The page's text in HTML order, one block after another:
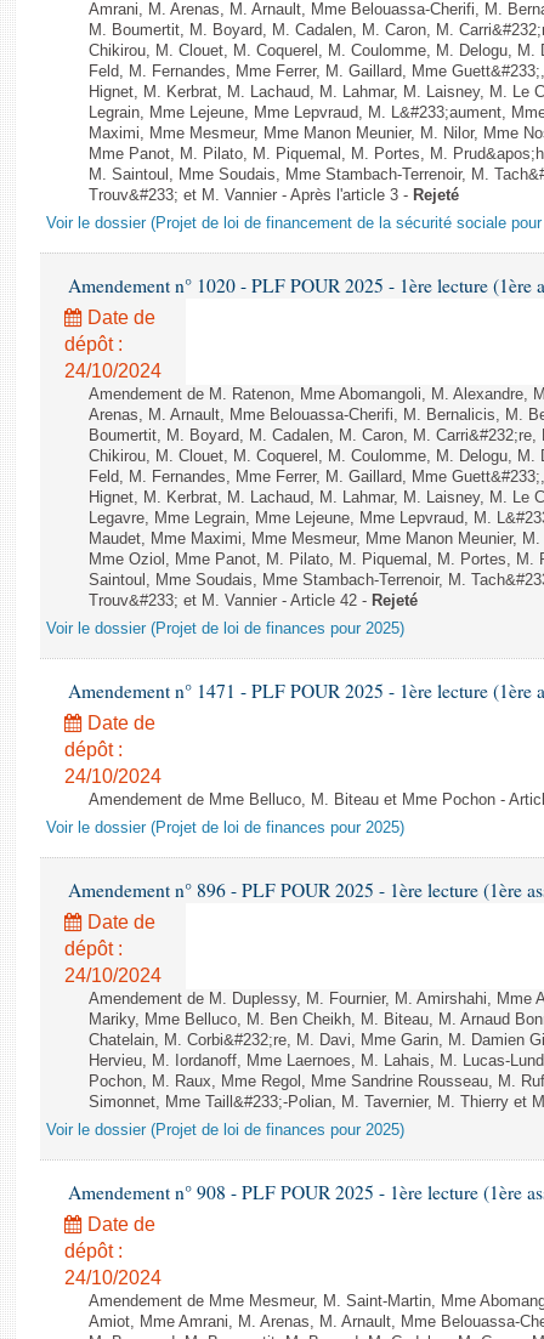
Amrani, M. Arenas, M. Arnault, Mme Belouassa-Cherifi, M.
M. Boumertit, M. Boyard, M. Cadalen, M. Caron, M.
Chikirou, M. Clouet, M. Coquerel, M. Coulomme, M. Delogu, M.
Feld, M. Fernandes, Mme Ferrer, M. Gaillard, Mme
Hignet, M. Kerbrat, M. Lachaud, M. Lahmar, M. Laisney, M. Le
Legrain, Mme Lejeune, Mme Lepvraud, M. L&#233;aument,
Maximi, Mme Mesmeur, Mme Manon Meunier, M. Nilor, Mme
Mme Panot, M. Pilato, M. Piquemal, M. Portes, M.
M. Saintoul, Mme Soudais, Mme Stambach-Terrenoir, M.
Trouv&#233; et M. Vannier - Après l'article 3 - Rejeté
Voir le dossier (Projet de loi de financement de la sécurité sociale pour
Amendement n° 1020 - PLF POUR 2025 - 1ère lecture (1ère
Date de
dépôt :
24/10/2024
Amendement de M. Ratenon, Mme Abomangoli, M. Alexandre,
Arenas, M. Arnault, Mme Belouassa-Cherifi, M. Bernalicis, M.
Boumertit, M. Boyard, M. Cadalen, M. Caron, M.
Chikirou, M. Clouet, M. Coquerel, M. Coulomme, M. Delogu, M.
Feld, M. Fernandes, Mme Ferrer, M. Gaillard, Mme
Hignet, M. Kerbrat, M. Lachaud, M. Lahmar, M. Laisney, M. Le
Legavre, Mme Legrain, Mme Lejeune, Mme Lepvraud, M.
Maudet, Mme Maximi, Mme Mesmeur, Mme Manon Meunier,
Mme Oziol, Mme Panot, M. Pilato, M. Piquemal, M. Portes, M.
Saintoul, Mme Soudais, Mme Stambach-Terrenoir, M.
Trouv&#233; et M. Vannier - Article 42 - Rejeté
Voir le dossier (Projet de loi de finances pour 2025)
Amendement n° 1471 - PLF POUR 2025 - 1ère lecture (1ère
Date de
dépôt :
24/10/2024
Amendement de Mme Belluco, M. Biteau et Mme Pochon -
Voir le dossier (Projet de loi de finances pour 2025)
Amendement n° 896 - PLF POUR 2025 - 1ère lecture (1ère
Date de
dépôt :
24/10/2024
Amendement de M. Duplessy, M. Fournier, M. Amirshahi, Mme
Mariky, Mme Belluco, M. Ben Cheikh, M. Biteau, M. Arnaud
Chatelain, M. Corbi&#232;re, M. Davi, Mme Garin, M. Damien
Hervieu, M. Iordanoff, Mme Laernoes, M. Lahais, M. Lucas-
Pochon, M. Raux, Mme Regol, Mme Sandrine Rousseau, M.
Simonnet, Mme Taill&#233;-Polian, M. Tavernier, M. Thierry et
Voir le dossier (Projet de loi de finances pour 2025)
Amendement n° 908 - PLF POUR 2025 - 1ère lecture (1ère
Date de
dépôt :
24/10/2024
Amendement de Mme Mesmeur, M. Saint-Martin, Mme
Amiot, Mme Amrani, M. Arenas, M. Arnault, Mme Belouassa-